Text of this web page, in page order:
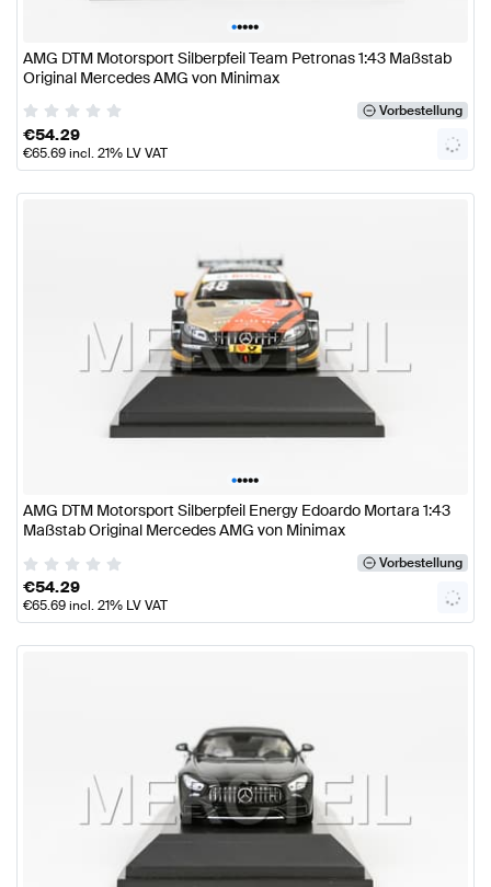
•••••
AMG DTM Motorsport Silberpfeil Team Petronas 1:43 Maßstab
Original Mercedes AMG von Minimax
Vorbestellung
€54.29
€65.69incl. 21% LV VAT
•••••
AMG DTM Motorsport Silberpfeil Energy Edoardo Mortara 1:43
Maßstab Original Mercedes AMG von Minimax
Vorbestellung
€54.29
€65.69incl. 21% LV VAT